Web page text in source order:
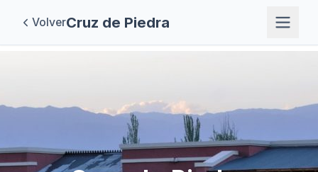
VolverCruz de Piedra